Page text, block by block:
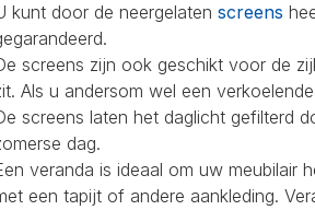
kunt door de neergelaten screens
screens zijn ook geschikt voor de
Als u andersom wel een
screens laten het daglicht gefilterd
dag.
veranda is ideaal om uw meubilair
een tapijt of andere aankleding.